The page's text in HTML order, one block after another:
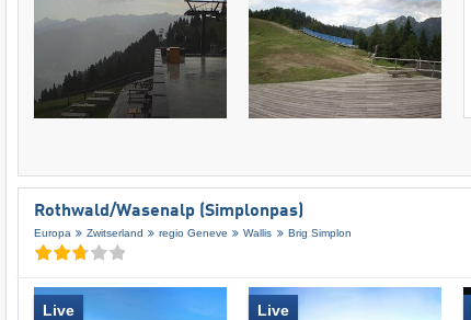
Rothwald/​Wasenalp (Simplonpas)
Europa Zwitserland regio Geneve Wallis Brig Simplon
Live Live